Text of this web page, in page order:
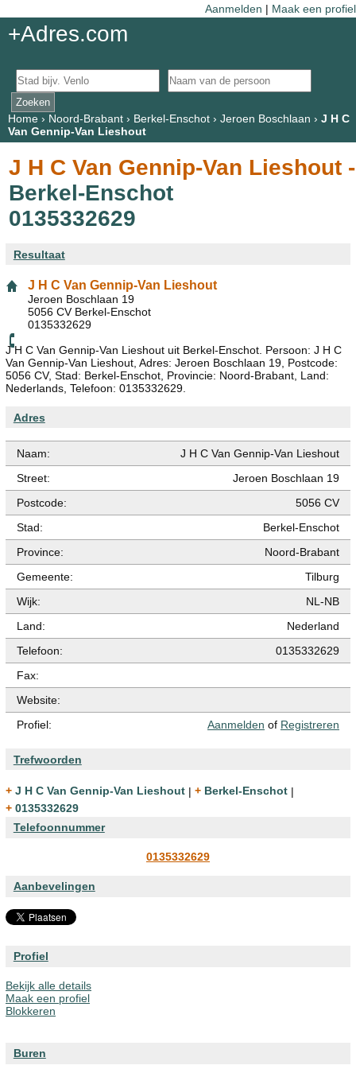
Aanmelden | Maak een profiel
+Adres.com
Home› Noord-Brabant› Berkel-Enschot› Jeroen Boschlaan › J H C
Van Gennip-Van Lieshout
J H C Van Gennip-Van Lieshout -
Berkel-Enschot
0135332629
Resultaat
J H C Van Gennip-Van Lieshout
Jeroen Boschlaan 19
5056 CV Berkel-Enschot
0135332629
J H C Van Gennip-Van Lieshout uit Berkel-Enschot. Persoon: J H C
Van Gennip-Van Lieshout, Adres: Jeroen Boschlaan 19, Postcode:
5056 CV, Stad: Berkel-Enschot, Provincie: Noord-Brabant, Land:
Nederlands, Telefoon: 0135332629.
Adres
Naam:
J H C Van Gennip-Van Lieshout
Street:
Jeroen Boschlaan 19
Postcode:
5056 CV
Stad:
Berkel-Enschot
Province:
Noord-Brabant
Gemeente:
Tilburg
Wijk:
NL-NB
Land:
Nederland
Telefoon:
0135332629
Fax:
Website:
Profiel:
Aanmelden of Registreren
Trefwoorden
+ J H C Van Gennip-Van Lieshout | + Berkel-Enschot |
+ 0135332629
Telefoonnummer
0135332629
Aanbevelingen
Profiel
Bekijk alle details
Maak een profiel
Blokkeren
Buren